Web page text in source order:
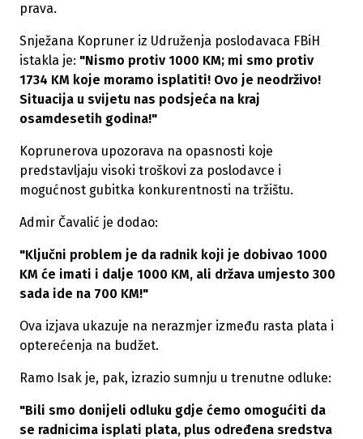
prava.
Snježana Kopruner iz Udruženja poslodavaca FBiH
istakla je: "Nismo protiv 1000 KM; mi smo protiv
1734 KM koje moramo isplatiti! Ovo je neodrživo!
Situacija u svijetu nas podsjeća na kraj
osamdesetih godina!"
Koprunerova upozorava na opasnosti koje
predstavljaju visoki troškovi za poslodavce i
mogućnost gubitka konkurentnosti na tržištu.
Admir Čavalić je dodao:
"Ključni problem je da radnik koji je dobivao 1000
KM će imati i dalje 1000 KM, ali država umjesto 300
sada ide na 700 KM!"
Ova izjava ukazuje na nerazmjer između rasta plata i
opterećenja na budžet.
Ramo Isak je, pak, izrazio sumnju u trenutne odluke:
"Bili smo donijeli odluku gdje ćemo omogućiti da
se radnicima isplati plata, plus određena sredstva